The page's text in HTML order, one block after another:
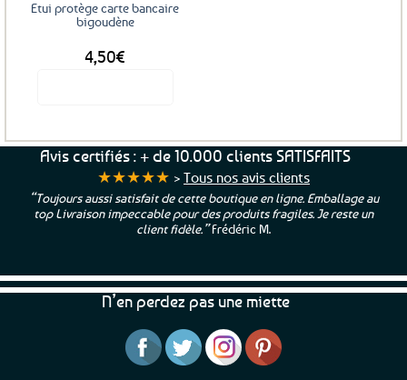
Etui protège carte bancaire
bigoudène
4,50€
Avis certifiés : + de 10.000 clients SATISFAITS
★★★★★ > Tous nos avis clients
“Toujours aussi satisfait de cette boutique en ligne. Emballage au
top Livraison impeccable pour des produits fragiles. Je reste un
client fidèle.”Frédéric M.
N’en perdez pas une miette